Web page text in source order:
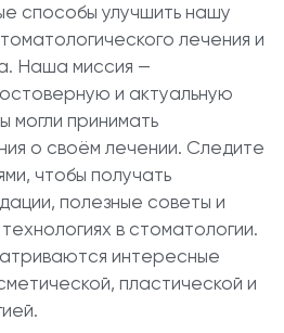
способы улучшить нашу
лечения и
Наша миссия —
и актуальную
могли принимать
о своём лечении. Следите
чтобы получать
полезные советы и
в стоматологии.
интересные
пластической и